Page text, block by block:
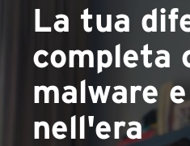
La tua
completa
malware
nell'era